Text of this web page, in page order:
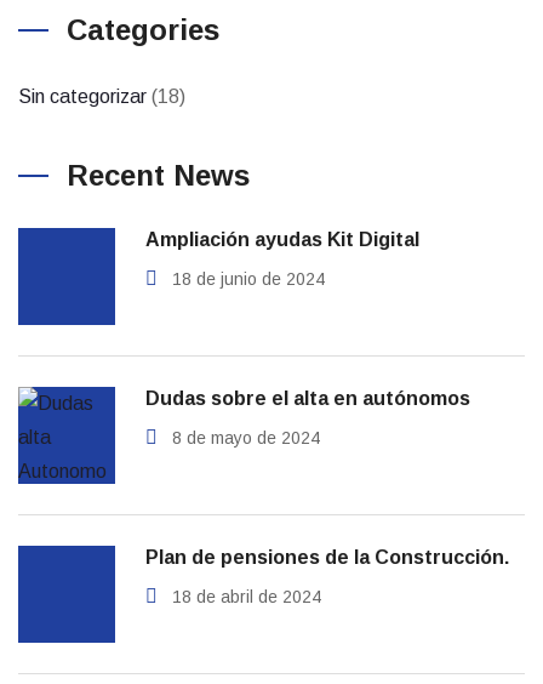
Categories
Sin categorizar (18)
Recent News
Ampliación ayudas Kit Digital
18 de junio de 2024
Dudas sobre el alta en autónomos
8 de mayo de 2024
Plan de pensiones de la Construcción.
18 de abril de 2024